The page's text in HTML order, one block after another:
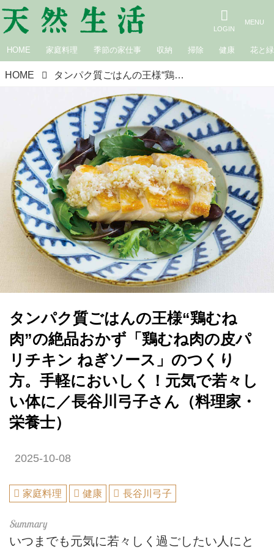
HOME 家庭料理 季節の家仕事 収納 掃除 健康 花と緑
HOME タンパク質ごはんの王様“鶏むね肉”の絶品おかず「鶏むね肉の皮パリチキン ねぎソース」のつくり方。手軽においしく！元気で若々しい体に／長谷川弓子さん（料理家・栄養士）
タンパク質ごはんの王様“鶏むね
肉”の絶品おかず「鶏むね肉の皮パ
リチキン ねぎソース」のつくり
方。手軽においしく！元気で若々し
い体に／長谷川弓子さん（料理家・
栄養士）
2025-10-08
家庭料理 健康 長谷川弓子
いつまでも元気に若々しく過ごしたい人にと